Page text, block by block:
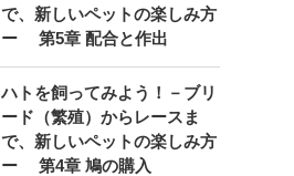
で、新しいペットの楽しみ方
ー 第5章 配合と作出
ハトを飼ってみよう！－ブリ
ード（繁殖）からレースま
で、新しいペットの楽しみ方
ー 第4章 鳩の購入